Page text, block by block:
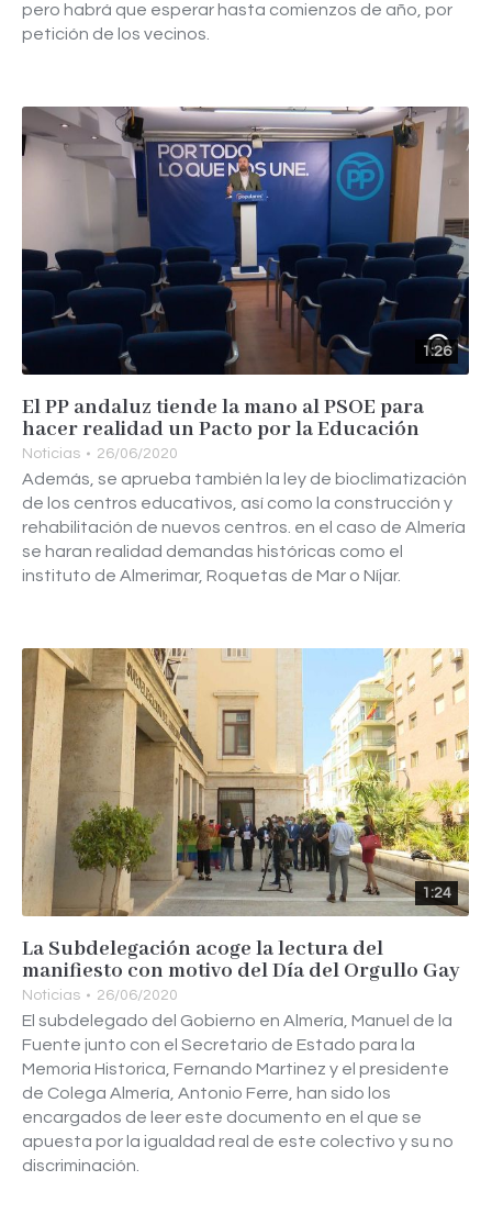
pero habrá que esperar hasta comienzos de año, por
petición de los vecinos.
1:26
El PP andaluz tiende la mano al PSOE para
hacer realidad un Pacto por la Educación
Noticias 26/06/2020
Además, se aprueba también la ley de bioclimatización
de los centros educativos, así como la construcción y
rehabilitación de nuevos centros. en el caso de Almería
se haran realidad demandas históricas como el
instituto de Almerimar, Roquetas de Mar o Níjar.
1:24
La Subdelegación acoge la lectura del
manifiesto con motivo del Día del Orgullo Gay
Noticias 26/06/2020
El subdelegado del Gobierno en Almería, Manuel de la
Fuente junto con el Secretario de Estado para la
Memoria Historica, Fernando Martinez y el presidente
de Colega Almería, Antonio Ferre, han sido los
encargados de leer este documento en el que se
apuesta por la igualdad real de este colectivo y su no
discriminación.